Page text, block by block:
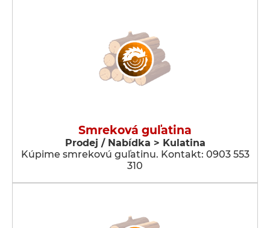
Smreková guľatina
Prodej / Nabídka > Kulatina
Kúpime smrekovú guľatinu. Kontakt: 0903 553
310